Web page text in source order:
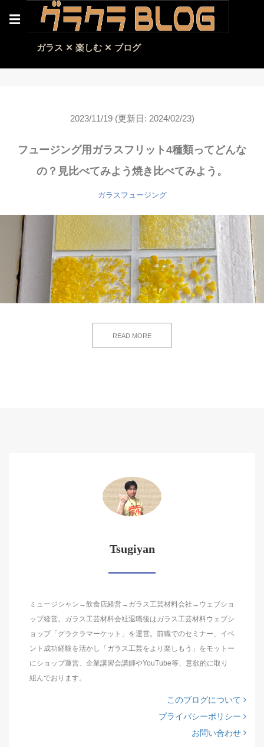
☰
ガラス ✕ 楽しむ ✕ ブログ
2023/11/19 (更新日: 2024/02/23)
フュージング用ガラスフリット4種類ってどんな
の？見比べてみよう焼き比べてみよう。
ガラスフュージング
READ MORE
Tsugiyan
ミュージシャン→飲食店経営→ガラス工芸材料会社→ウェブショ
ップ経営。ガラス工芸材料会社退職後はガラス工芸材料ウェブシ
ョップ「グラクラマーケット」を運営。前職でのセミナー、イベ
ント成功経験を活かし「ガラス工芸をより楽しもう」をモットー
にショップ運営、企業講習会講師やYouTube等、意欲的に取り
組んでおります。
このブログについて
プライバシーポリシー
お問い合わせ